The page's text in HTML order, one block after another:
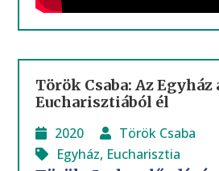
Török Csaba: Az Egyház
Eucharisztiából él
2020
Török Csaba
Egyház, Eucharisztia